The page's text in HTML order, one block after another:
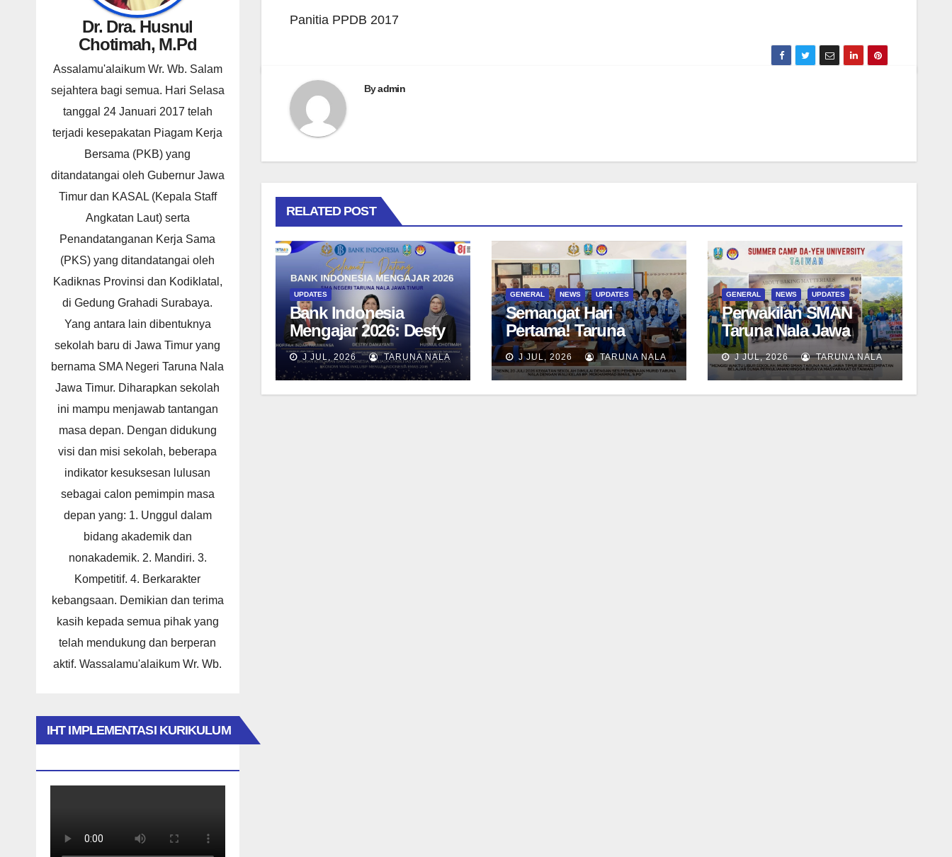
Dr. Dra. Husnul
Chotimah, M.Pd
Assalamu'alaikum Wr. Wb. Salam
sejahtera bagi semua. Hari Selasa
tanggal 24 Januari 2017 telah
terjadi kesepakatan Piagam Kerja
Bersama (PKB) yang
ditandatangai oleh Gubernur Jawa
Timur dan KASAL (Kepala Staff
Angkatan Laut) serta
Penandatanganan Kerja Sama
(PKS) yang ditandatangai oleh
Kadiknas Provinsi dan Kodiklatal,
di Gedung Grahadi Surabaya.
Yang antara lain dibentuknya
sekolah baru di Jawa Timur yang
bernama SMA Negeri Taruna Nala
Jawa Timur. Diharapkan sekolah
ini mampu menjawab tantangan
masa depan. Dengan didukung
visi dan misi sekolah, beberapa
indikator kesuksesan lulusan
sebagai calon pemimpin masa
depan yang: 1. Unggul dalam
bidang akademik dan
nonakademik. 2. Mandiri. 3.
Kompetitif. 4. Berkarakter
kebangsaan. Demikian dan terima
kasih kepada semua pihak yang
telah mendukung dan berperan
aktif. Wassalamu'alaikum Wr. Wb.
IHT IMPLEMENTASI KURIKULUM
Panitia PPDB 2017
Byadmin
RELATED POST
UPDATES
Bank Indonesia
Mengajar 2026: Desty
Damayanti Ajak
Taruna SMAN Taruna
Nala Jawa Timur
Menjadi Generasi
J JUL, 2026 TARUNA NALA
GENERAL NEWS UPDATES
Semangat Hari
Pertama! Taruna
Taruni SN 12 awali
aktivitas bersama Wali
Kelas dan Tes
Asesmen Diagnostik
J JUL, 2026 TARUNA NALA
GENERAL NEWS UPDATES
Perwakilan SMAN
Taruna Nala Jawa
Timur Ikuti Summer
Camp di Da-Yeh
University, Taiwan
J JUL, 2026 TARUNA NALA